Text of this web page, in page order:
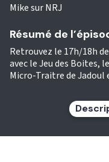
Mike sur NRJ
Résumé de
Retrouvez le 17h/18h
avec le Jeu des Boites,
Micro-Traitre de Jadoul